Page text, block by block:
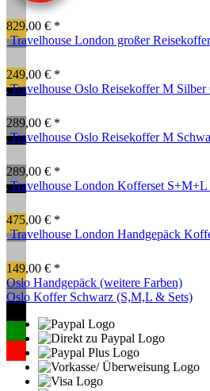
829,00 € *
Travelhouse London großer
249,00 € *
Travelhouse Oslo Reisekoffer M Silber
289,00 € *
Travelhouse Oslo Reisekoffer M
289,00 € *
Travelhouse London Kofferset S+M+L
475,00 € *
Travelhouse London Handgepäck
149,00 € *
Oslo Handgepäck (weitere Farben)
Oslo Koffer Schwarz (S,M,L & Sets)